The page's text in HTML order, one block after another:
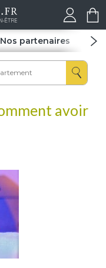
Nos partenaires Spas
avoir